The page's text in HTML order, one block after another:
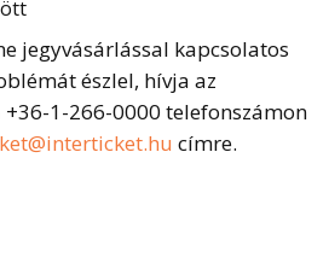
jegyvásárlással kapcsolatos
észlel, hívja az
1-266-0000 telefonszámon
címre.